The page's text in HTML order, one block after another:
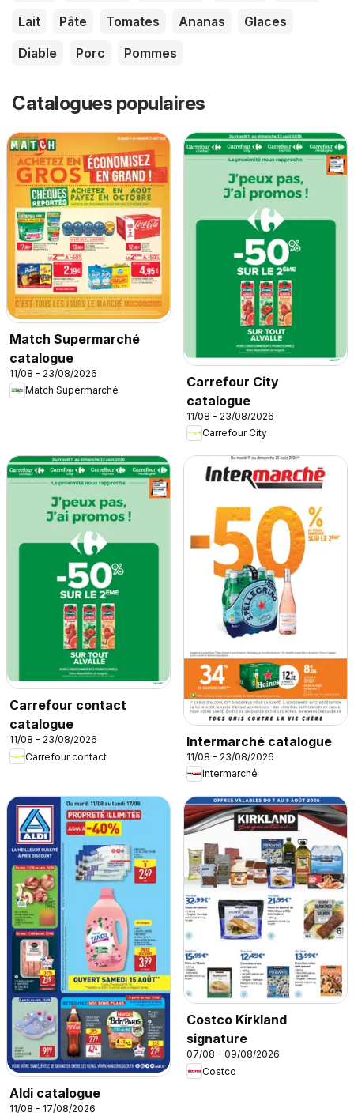
Lait Pâte Tomates Ananas
Glaces
Diable
Porc Pommes
Catalogues populaires
Match Supermarché
catalogue
11/08 - 23/08/2026
Match Supermarché
Carrefour City
catalogue
11/08 - 23/08/2026
Carrefour City
Carrefour contact
catalogue
11/08 - 23/08/2026
Carrefour contact
Intermarché catalogue
11/08 - 23/08/2026
Intermarché
Aldi catalogue
11/08 - 17/08/2026
Costco Kirkland
signature
07/08 - 09/08/2026
Costco